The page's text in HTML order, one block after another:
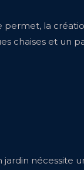
la
chaises et
jardin nécessite